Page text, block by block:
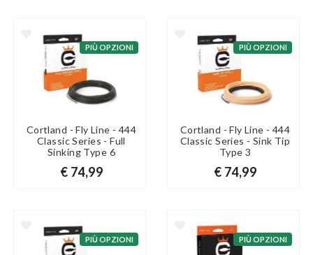
PIÙ OPZIONI
Cortland - Fly Line - 444
Classic Series - Full
Sinking Type 6
€ 74,99
PIÙ OPZIONI
Cortland - Fly Line - 444
Classic Series - Sink Tip
Type 3
€ 74,99
PIÙ OPZIONI PIÙ OPZIONI